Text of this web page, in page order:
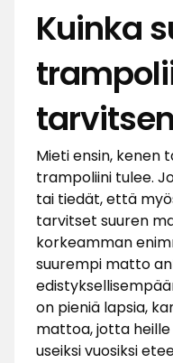
Kuinka
Mieti ensin, kenen
trampoliini tulee.
tai tiedät, että
tarvitset suuren
korkeamman
suurempi matto
on pieniä lapsia,
mattoa, jotta
useiksi vuosiksi